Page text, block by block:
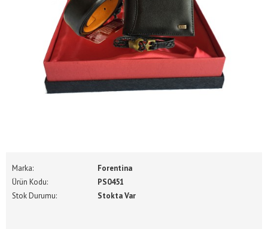
Marka:
Forentina
Ürün Kodu:
PS0451
Stok Durumu:
Stokta Var